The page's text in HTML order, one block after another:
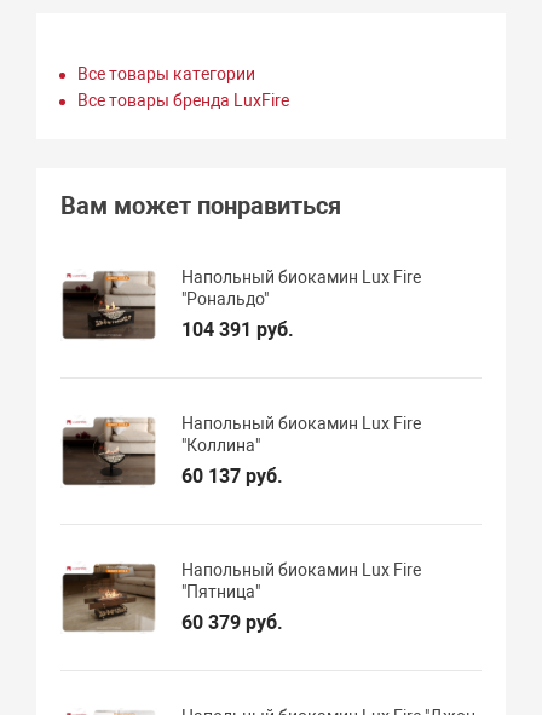
Все товары категории
Все товары бренда LuxFire
Вам может понравиться
Напольный биокамин Lux Fire
"Рональдо"
104 391 руб.
Напольный биокамин Lux Fire
"Коллина"
60 137 руб.
Напольный биокамин Lux Fire
"Пятница"
60 379 руб.